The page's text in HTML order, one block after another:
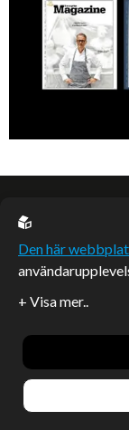
EU casino
Artiklar
redaktionellt är
© 2026, Enterprise
Den här